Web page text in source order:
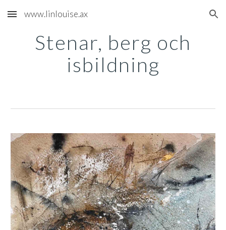
Skip to main content Skip to navigation
www.linlouise.ax
Stenar, berg och
isbildning